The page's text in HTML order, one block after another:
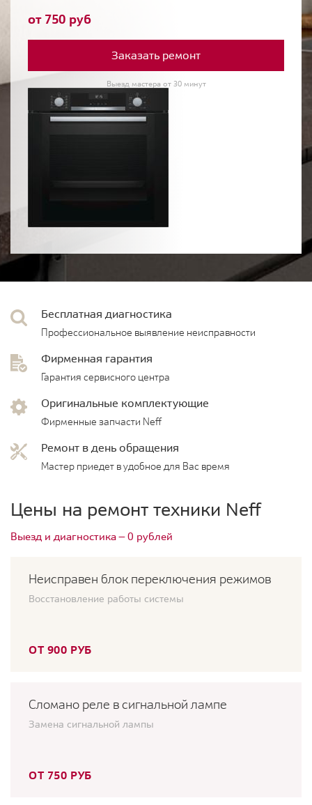
от 750 руб
Заказать ремонт
Выезд мастера от 30 минут
Бесплатная диагностика
Профессиональное выявление неисправности
Фирменная гарантия
Гарантия сервисного центра
Оригинальные комплектующие
Фирменные запчасти Neff
Ремонт в день обращения
Мастер приедет в удобное для Вас время
Цены на ремонт техники Neff
Выезд и диагностика — 0 рублей
Неисправен блок переключения режимов
Восстановление работы системы
ОТ 900 РУБ
Сломано реле в сигнальной лампе
Замена сигнальной лампы
ОТ 750 РУБ